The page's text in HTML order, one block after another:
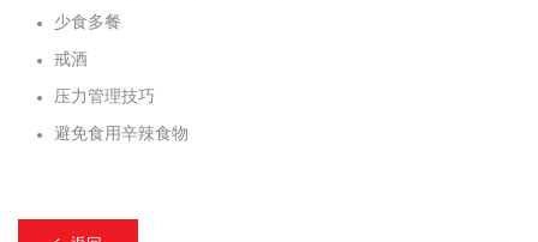
少食多餐
戒酒
压力管理技巧
避免食用辛辣食物